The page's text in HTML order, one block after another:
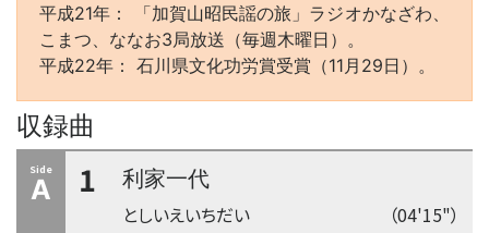
平成21年： 「加賀山昭民謡の旅」ラジオかなざわ、
こまつ、ななお3局放送（毎週木曜日）。
平成22年： 石川県文化功労賞受賞（11月29日）。
収録曲
Side
A 1
利家一代
（04'15"）
としいえいちだい